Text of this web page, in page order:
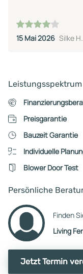
15 Mai 2026 Silke H.
Leistungsspektrum
Preisgarantie
Bauzeit Garantie
Individuelle
Blower Door Test
Persönliche
Finden
Living
Jetzt Termin